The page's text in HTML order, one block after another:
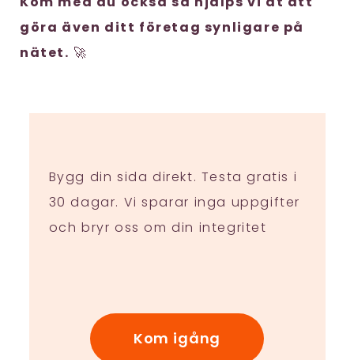
göra även ditt företag synligare på
nätet. 🚀
Bygg din sida direkt. Testa gratis i
30 dagar. Vi sparar inga uppgifter
och bryr oss om din integritet
Kom igång